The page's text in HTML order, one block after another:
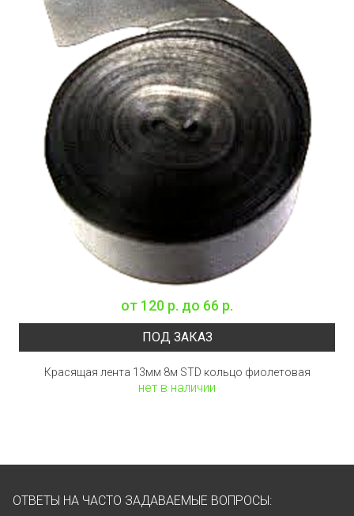
от 120 р. до 66 р.
ПОД ЗАКАЗ
Красящая лента 13мм 8м STD кольцо фиолетовая
нет в наличии
ОТВЕТЫ НА ЧАСТО ЗАДАВАЕМЫЕ ВОПРОСЫ: